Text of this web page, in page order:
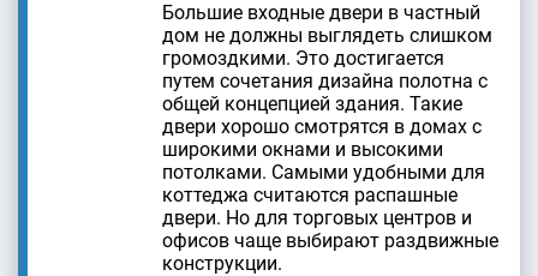
Большие входные двери в частный
дом не должны выглядеть слишком
громоздкими. Это достигается
путем сочетания дизайна полотна с
общей концепцией здания. Такие
двери хорошо смотрятся в домах с
широкими окнами и высокими
потолками. Самыми удобными для
коттеджа считаются распашные
двери. Но для торговых центров и
офисов чаще выбирают раздвижные
конструкции.